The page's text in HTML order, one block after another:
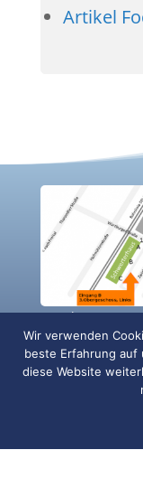
Artikel
Google Maps
EA Systems
Würzburger
Tel.: +49 351
Wir verwenden
beste Erfahrung auf
diese Website